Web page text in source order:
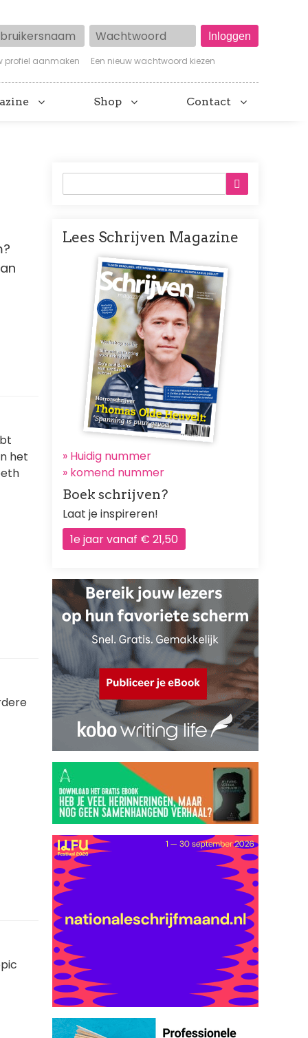
Wachtwoord
profiel aanmaken Een nieuw wachtwoord kiezen
Shop Contact
het
Lees Schrijven Magazine
Afbeelding
» Huidig nummer
» komend nummer
Boek schrijven?
Laat je inspireren!
1e jaar vanaf € 21,50